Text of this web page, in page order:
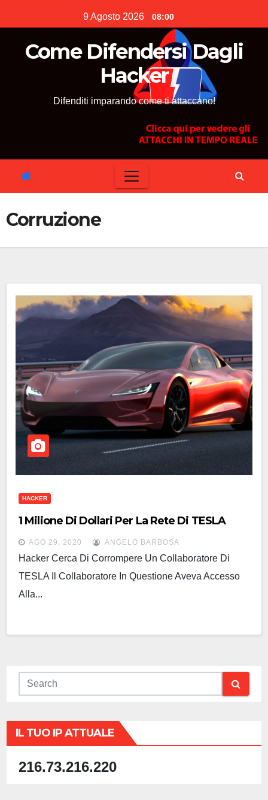
to
content
9 Agosto 2026 08:00
Come Difendersi Dagli
Hacker
Difenditi imparando come ti attaccano!
Corruzione
HACKER
1 Milione Di Dollari Per La Rete Di TESLA
AGO 29, 2020 ANGELO BARBOSA
Hacker Cerca Di Corrompere Un Collaboratore Di
TESLA Il Collaboratore In Questione Aveva Accesso
Alla...
IL TUO IP ATTUALE
216.73.216.220